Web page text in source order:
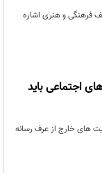
فرهنگی و هنری اشاره
اجتماعی باید
های خارج از عرف رسانه